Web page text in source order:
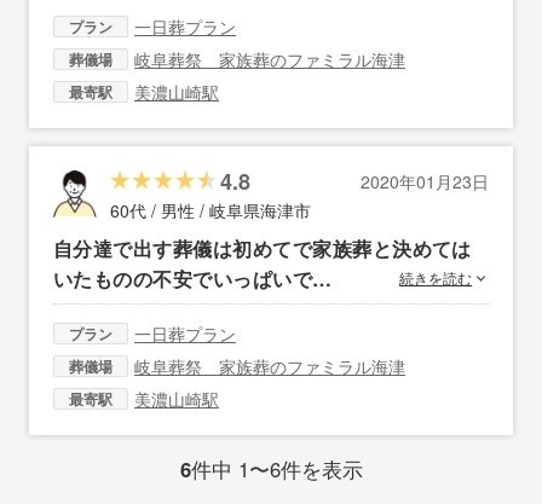
プラン 一日葬プラン
葬儀場 岐阜葬祭 家族葬のファミラル海津
最寄駅 美濃山崎駅
4.8
2020年01月23日
60代 / 男性 / 岐阜県海津市
自分達で出す葬儀は初めてで家族葬と決めては
いたものの不安でいっぱいで…
続きを読む
プラン 一日葬プラン
葬儀場 岐阜葬祭 家族葬のファミラル海津
最寄駅 美濃山崎駅
6件中 1〜6件を表示